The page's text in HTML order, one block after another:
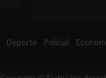
Deporte Policial